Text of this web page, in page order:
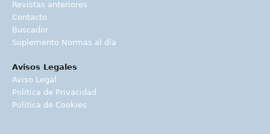
Revistas anteriores
Contacto
Buscador
Suplemento Normas al día
Avisos Legales
Aviso Legal
Política de Privacidad
Política de Cookies